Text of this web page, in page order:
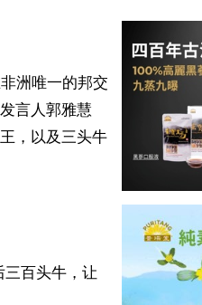
洲唯一的邦交
言人郭雅慧
，以及三头牛
三百头牛，让